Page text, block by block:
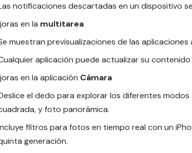
notificaciones descartadas en un dispositivo
en la multitarea
muestran previsualizaciones de las
aplicación puede actualizar su
en la aplicación Cámara
el dedo para explorar los diferentes
y foto panorámica.
filtros para fotos en tiempo real con un
generación.